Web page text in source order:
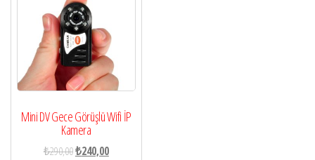
Mini DV Gece Görüşlü Wifi İP
Kamera
₺290,00₺240,00